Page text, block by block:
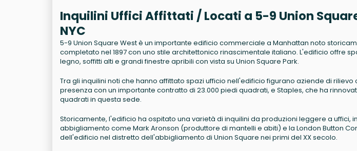
Inquilini Uffici Affittati / Locati a 5-9 Union
NYC
5-9 Union Square West è un importante edificio commerciale a Manhattan noto
completato nel 1897 con uno stile architettonico rinascimentale italiano. L'edificio offre
legno, soffitti alti e grandi finestre apribili con vista su Union Square Park.
Tra gli inquilini noti che hanno affittato spazi ufficio nell'edificio figurano aziende di
presenza con un importante contratto di 23.000 piedi quadrati, e Staples, che ha
quadrati in questa sede.
Storicamente, l'edificio ha ospitato una varietà di inquilini da produzioni leggere a uffici,
abbigliamento come Mark Aronson (produttore di mantelli e abiti) e la London Button
dell'edificio nel distretto dell'abbigliamento di Union Square nei primi del XX secolo.